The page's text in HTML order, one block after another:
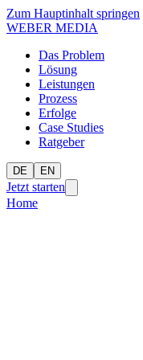
Zum Hauptinhalt springen
WEBER MEDIA
Das Problem
Lösung
Leistungen
Prozess
Erfolge
Case Studies
Ratgeber
DE EN
Jetzt starten
Home